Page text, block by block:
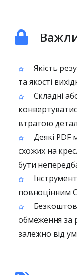
Якість
та якості
Складні
втратою
Деякі PDF
схожих на
бути
повноцінним
обмеження за
залежно від